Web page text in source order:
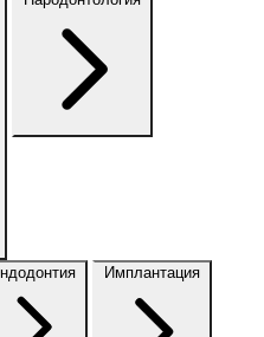
Имплантация